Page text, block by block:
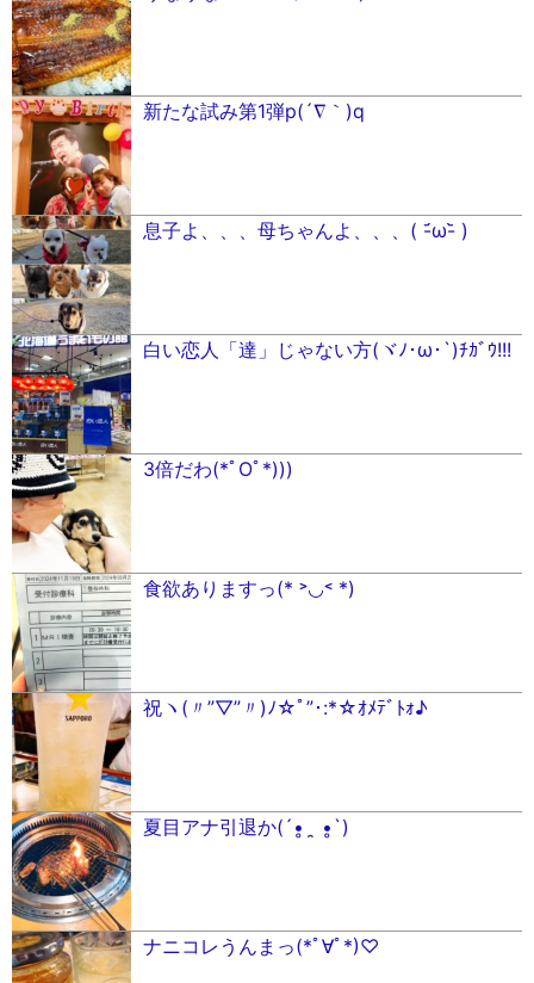
新たな試み第1弾p(´∇︎｀)q
息子よ、、、母ちゃんよ、、、( -᷄ω-᷅ )
白い恋人「達」じゃない方(ヾﾉ･ω･`)ﾁｶﾞｳ!!!
3倍だわ(*ﾟOﾟ*)))
食欲ありますっ(* ˃◡˂ *)
祝ヽ(〃”▽”〃)ﾉ☆ﾟ”･:*☆ｵﾒﾃﾞﾄｫ♪
夏目アナ引退か(´•̥ ̯ •̥`)
ナニコレうんまっ(*ﾟ∀ﾟ︎*)♡